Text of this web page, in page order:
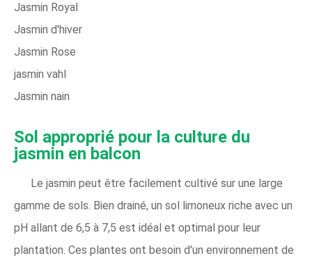
Jasmin Royal
Jasmin d'hiver
Jasmin Rose
jasmin vahl
Jasmin nain
Sol approprié pour la culture du
jasmin en balcon
Le jasmin peut être facilement cultivé sur une large
gamme de sols. Bien drainé, un sol limoneux riche avec un
pH allant de 6,5 à 7,5 est idéal et optimal pour leur
plantation. Ces plantes ont besoin d'un environnement de